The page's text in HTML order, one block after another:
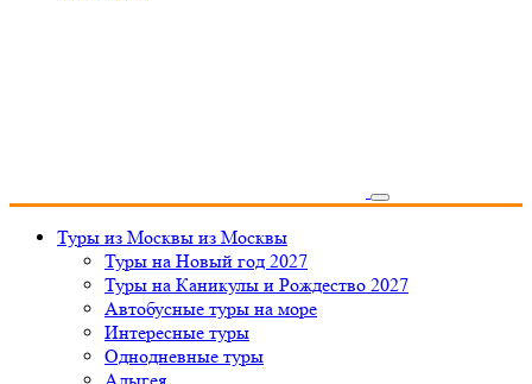
Туры из Москвы из Москвы
Туры на Новый год 2027
Туры на Каникулы и Рождество 2027
Автобусные туры на море
Интересные туры
Однодневные туры